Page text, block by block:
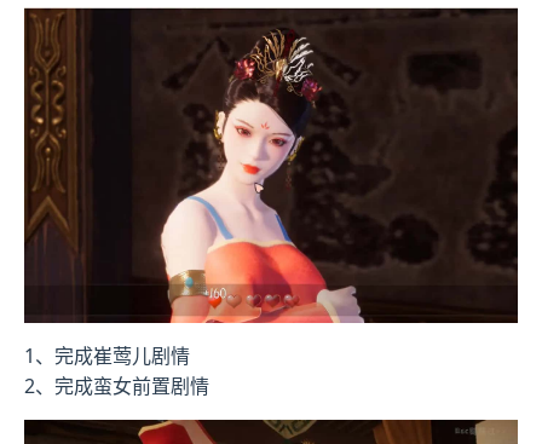
1、完成崔莺儿剧情
2、完成蛮女前置剧情